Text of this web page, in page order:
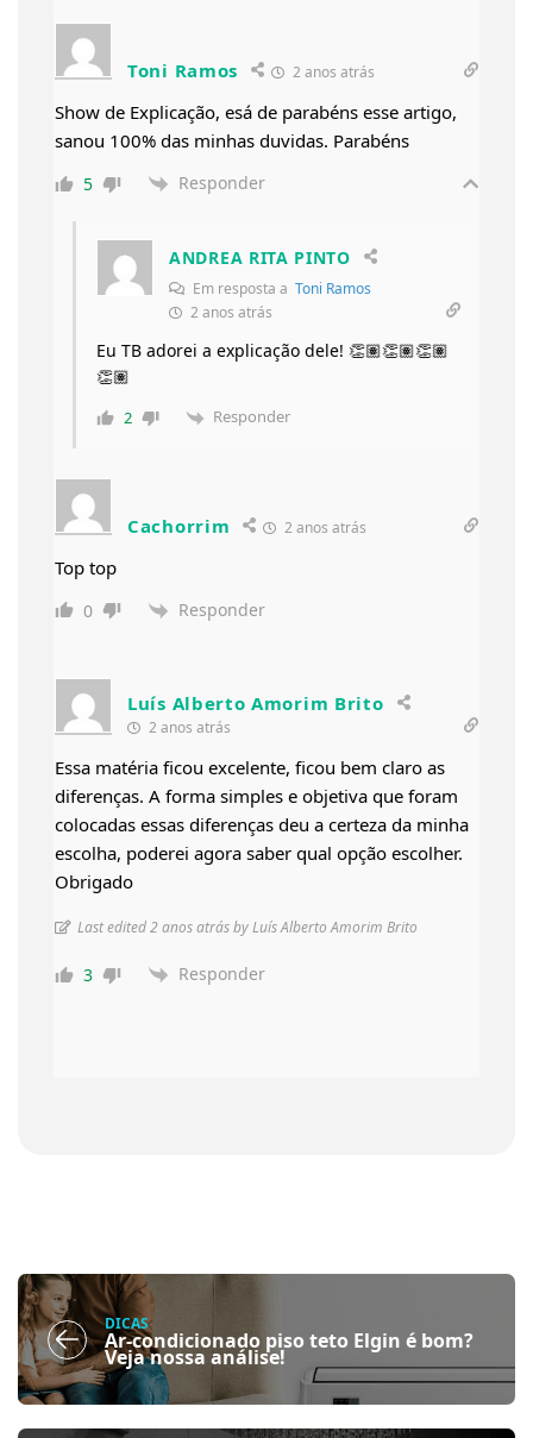
Toni Ramos 2 anos atrás
Show de Explicação, esá de parabéns esse artigo,
sanou 100% das minhas duvidas. Parabéns
5 Responder
ANDREA RITA PINTO
Em resposta a Toni Ramos
2 anos atrás
Eu TB adorei a explicação dele! 👏🏽👏🏽👏🏽
👏🏽
2 Responder
Cachorrim 2 anos atrás
Top top
0 Responder
Luís Alberto Amorim Brito
2 anos atrás
Essa matéria ficou excelente, ficou bem claro as
diferenças. A forma simples e objetiva que foram
colocadas essas diferenças deu a certeza da minha
escolha, poderei agora saber qual opção escolher.
Obrigado
Last edited 2 anos atrás by Luís Alberto Amorim Brito
3 Responder
DICAS
Ar-condicionado piso teto Elgin é bom?
Veja nossa análise!